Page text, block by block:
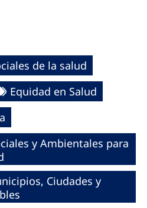
de la salud
Equidad en Salud
y Ambientales para
Ciudades y